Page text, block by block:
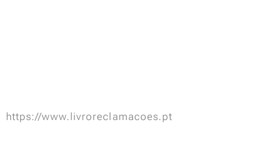
https://www.livroreclamacoes.pt